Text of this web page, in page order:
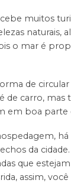
muitos
naturais,
o mar é
de
é de carro,
em boa parte
da
que
assim,